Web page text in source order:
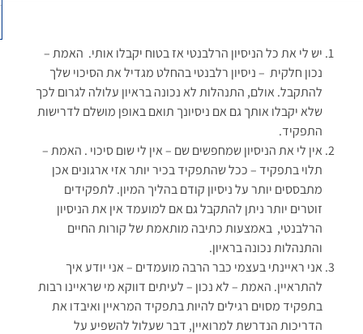
יש לי את כל הניסיון הרלבנטי אז בטוח יקבלו אותי. האמת –
נכון חלקית – ניסיון רלבנטי בהחלט מגדיל את הסיכוי שלך
להתקבל. אולם, התנהלות לא נכונה בראיון עלולה לגרום לכך
שלא יקבלו אותך גם אם ניסיונך תואם באופן מושלם לדרישות
התפקיד.
אין לי את הניסיון שמחפשים שם – אין לי שום סיכוי . האמת –
תלוי בתפקיד – ככל שהתפקיד בכיר יותר אזי ארגונים אכן
מתבססים יותר על ניסיון קודם בהליך המיון. לתפקידים
זוטרים יותר ניתן להתקבל גם אם למועמד אין את הניסיון
הרלבנטי, באמצעות כתיבה מותאמת של קורות החיים
והתנהלות נכונה בראיון.
אני ראיינתי בעצמי כבר הרבה מועמדים – אני יודע איך
להתראיין. האמת – לא נכון – לעיתים דווקא מי שראיינו רבות
בתפקיד מסוים רגילים להיות בתפקיד המראיין ואיבדו את
הדריכות הנדרשת למרואיין, דבר שעלול להשפיע על